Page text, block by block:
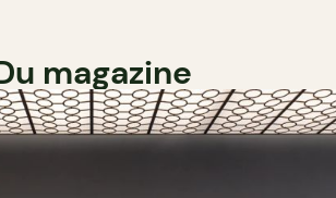
magazine